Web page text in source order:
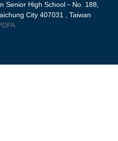
Senior High School－No. 188,
City 407031 , Taiwan